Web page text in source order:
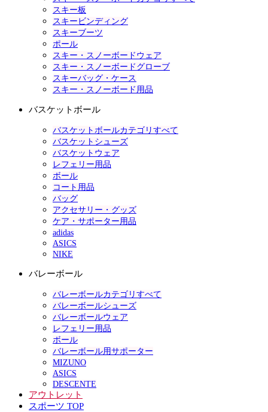
スキー板
スキービンディング
スキーブーツ
ポール
スキー・スノーボードウェア
スキー・スノーボードグローブ
スキーバッグ・ケース
スキー・スノーボード用品
バスケットボール
バスケットボールカテゴリすべて
バスケットシューズ
バスケットウェア
レフェリー用品
ボール
コート用品
バッグ
アクセサリー・グッズ
ケア・サポーター用品
adidas
ASICS
NIKE
バレーボール
バレーボールカテゴリすべて
バレーボールシューズ
バレーボールウェア
レフェリー用品
ボール
バレーボール用サポーター
MIZUNO
ASICS
DESCENTE
アウトレット
スポーツ TOP